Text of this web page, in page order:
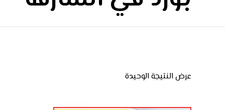
عرض النتيجة الوحيدة